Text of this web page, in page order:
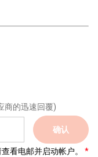
商的迅速回覆)
确认
看电邮并启动帐户。